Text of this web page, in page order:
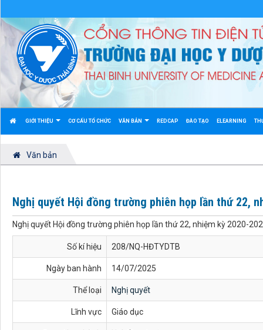
GIỚI THIỆU CƠ CẤU TỔ CHỨC VĂN BẢN REDCAP ĐÀO TẠO ELEARNING
Văn bản
Nghị quyết Hội đồng trường phiên họp lần thứ 22,
Nghị quyết Hội đồng trường phiên họp lần thứ 22, nhiệm kỳ 2020-
Số kí hiệu 208/NQ-HĐTYDTB
Ngày ban hành 14/07/2025
Thể loại Nghị quyết
Lĩnh vực Giáo dục